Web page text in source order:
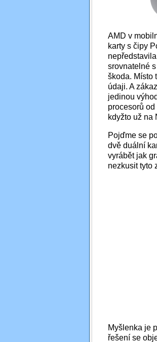
AMD v
karty s čipy
srovnatelné
škoda. Místo
údaji. A
jedinou
procesorů
kdyžto už na
Pojďme se
dvě duální
vyrábět jak
nezkusit tyto
Myšlenka je
řešení se